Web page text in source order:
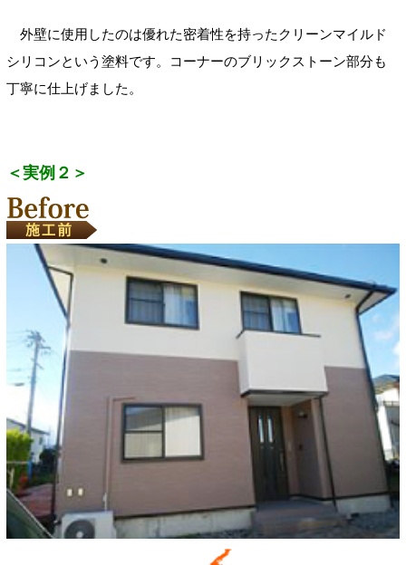
外壁に使用したのは優れた密着性を持ったクリーンマイルド
シリコンという塗料です。コーナーのブリックストーン部分も
丁寧に仕上げました。
＜実例２＞